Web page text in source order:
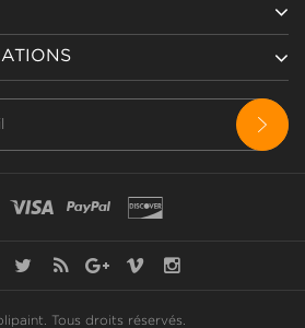
Tous droits réservés.